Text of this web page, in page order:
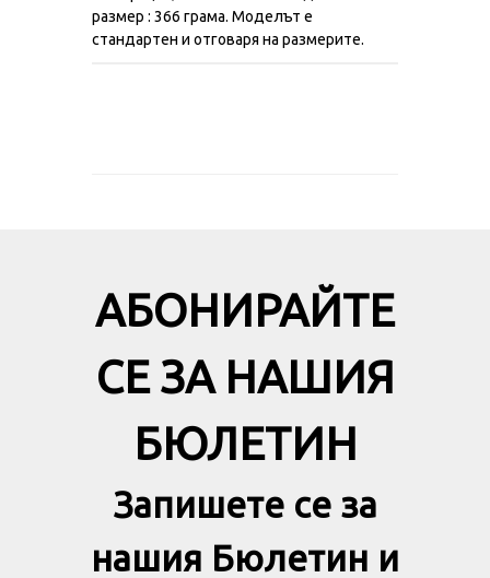
размер : 366 грама. Моделът е
стандартен и отговаря на размерите.
АБОНИРАЙТЕ
СЕ ЗА НАШИЯ
БЮЛЕТИН
Запишете се за
нашия Бюлетин и